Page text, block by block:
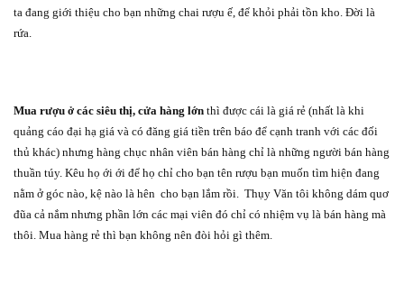
ta đang giới thiệu cho bạn những chai rượu ế, để khỏi phải tồn kho. Đời là
rứa.
Mua rượu ở các siêu thị, cửa hàng lớn thì được cái là giá rẻ (nhất là khi
quảng cáo đại hạ giá và có đăng giá tiền trên báo để cạnh tranh với các đối
thủ khác) nhưng hàng chục nhân viên bán hàng chỉ là những người bán hàng
thuần túy. Kêu họ ới ới để họ chỉ cho bạn tên rượu bạn muốn tìm hiện đang
nằm ở góc nào, kệ nào là hên cho bạn lắm rồi. Thụy Văn tôi không dám quơ
đũa cả nắm nhưng phần lớn các mại viên đó chỉ có nhiệm vụ là bán hàng mà
thôi. Mua hàng rẻ thì bạn không nên đòi hỏi gì thêm.